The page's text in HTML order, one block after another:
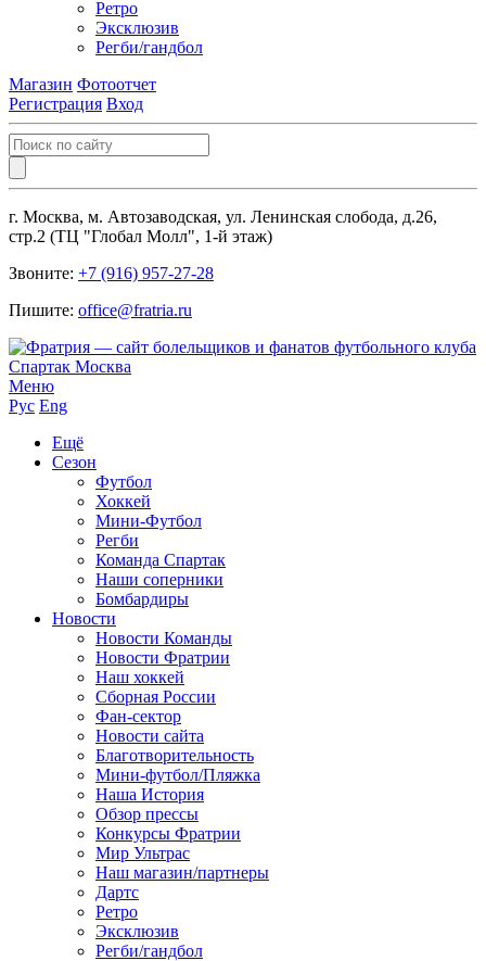
Ретро
Эксклюзив
Регби/гандбол
Магазин Фотоотчет
Регистрация Вход
г. Москва, м. Автозаводская, ул. Ленинская слобода, д.26,
стр.2 (ТЦ "Глобал Молл", 1-й этаж)
Звоните: +7 (916) 957-27-28
Пишите: office@fratria.ru
Меню
Рус Eng
Ещё
Сезон
Футбол
Хоккей
Мини-Футбол
Регби
Команда Спартак
Наши соперники
Бомбардиры
Новости
Новости Команды
Новости Фратрии
Наш хоккей
Сборная России
Фан-cектор
Новости сайта
Благотворительность
Мини-футбол/Пляжка
Наша История
Обзор прессы
Конкурсы Фратрии
Мир Ультрас
Наш магазин/партнеры
Дартс
Ретро
Эксклюзив
Регби/гандбол